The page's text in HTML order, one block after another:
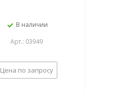
В наличии
Арт.: 03949
Цена по запросу